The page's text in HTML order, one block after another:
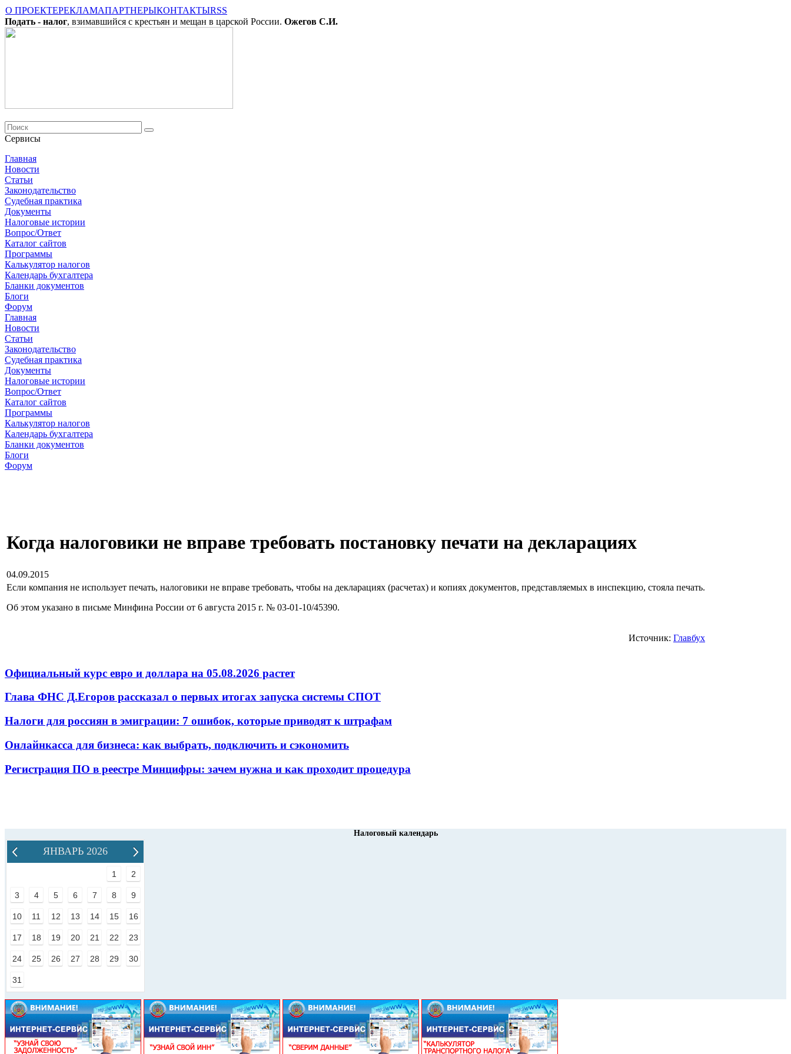
О ПРОЕКТЕРЕКЛАМАПАРТНЕРЫКОНТАКТЫRSS
Подать - налог, взимавшийся с крестьян и мещан в царской России. Ожегов С.И.
Сервисы
Главная
Новости
Cтатьи
Законодательство
Судебная практика
Документы
Налоговые истории
Вопрос/Ответ
Каталог сайтов
Программы
Калькулятор налогов
Календарь бухгалтера
Бланки документов
Блоги
Форум
Главная
Новости
Cтатьи
Законодательство
Судебная практика
Документы
Налоговые истории
Вопрос/Ответ
Каталог сайтов
Программы
Калькулятор налогов
Календарь бухгалтера
Бланки документов
Блоги
Форум
Когда налоговики не вправе требовать постановку печати на декларациях
04.09.2015
Если компания не использует печать, налоговики не вправе требовать, чтобы на декларациях (расчетах) и копиях документов, представляемых в инспекцию, стояла печать.
Об этом указано в письме Минфина России от 6 августа 2015 г. № 03-01-10/45390.
Источник: Главбух
Официальный курс евро и доллара на 05.08.2026 растет
Глава ФНС Д.Егоров рассказал о первых итогах запуска системы СПОТ
Налоги для россиян в эмиграции: 7 ошибок, которые приводят к штрафам
Онлайнкасса для бизнеса: как выбрать, подключить и сэкономить
Регистрация ПО в реестре Минцифры: зачем нужна и как проходит процедура
Налоговый календарь
ЯНВАРЬ 2026
1 2
3 4 5 6 7 8 9
10 11 12 13 14 15 16
17 18 19 20 21 22 23
24 25 26 27 28 29 30
31